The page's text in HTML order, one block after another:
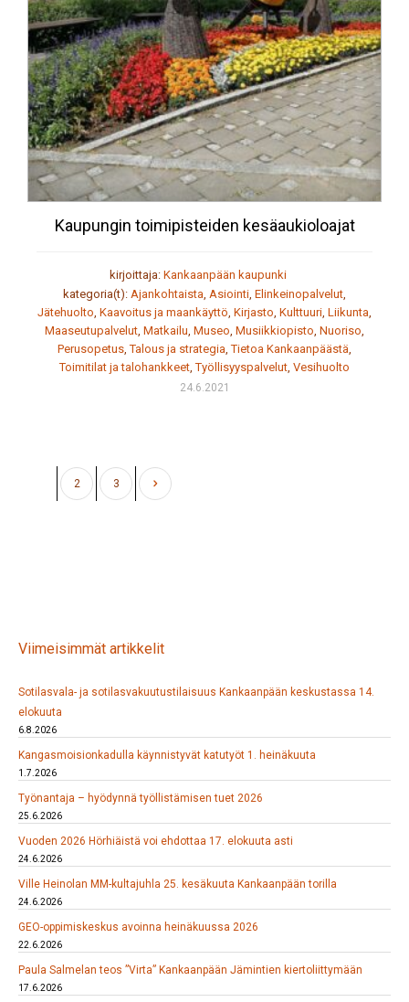
Kaupungin toimipisteiden kesäaukioloajat
kirjoittaja: Kankaanpään kaupunki
kategoria(t): Ajankohtaista, Asiointi, Elinkeinopalvelut,
Jätehuolto, Kaavoitus ja maankäyttö, Kirjasto, Kulttuuri, Liikunta,
Maaseutupalvelut, Matkailu, Museo, Musiikkiopisto, Nuoriso,
Perusopetus,Talous ja strategia,Tietoa Kankaanpäästä,
Toimitilat ja talohankkeet,Työllisyyspalvelut, Vesihuolto
24.6.2021
2 3
Viimeisimmät artikkelit
Sotilasvala- ja sotilasvakuutustilaisuus Kankaanpään keskustassa 14.
elokuuta
6.8.2026
Kangasmoisionkadulla käynnistyvät katutyöt 1. heinäkuuta
1.7.2026
Työnantaja – hyödynnä työllistämisen tuet 2026
25.6.2026
Vuoden 2026 Hörhiäistä voi ehdottaa 17. elokuuta asti
24.6.2026
Ville Heinolan MM-kultajuhla 25. kesäkuuta Kankaanpään torilla
24.6.2026
GEO-oppimiskeskus avoinna heinäkuussa 2026
22.6.2026
Paula Salmelan teos ”Virta” Kankaanpään Jämintien kiertoliittymään
17.6.2026